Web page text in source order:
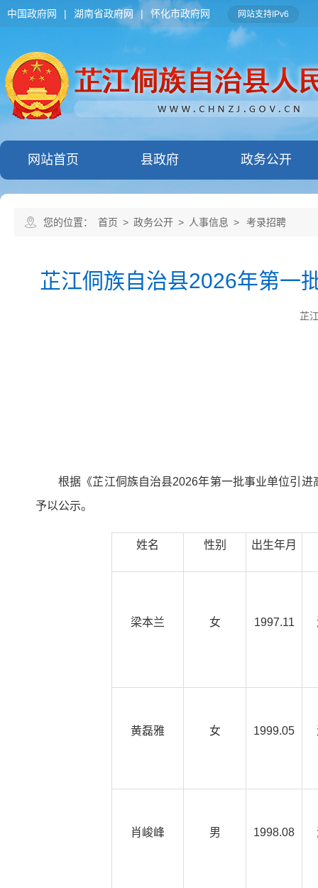
中国政府网 | 湖南省政府网 | 怀化市政府网 网站支持IPv6
网站首页 县政府 政务公开
您的位置： 首页 > 政务公开 > 人事信息 > 考录招聘
芷江侗族自治县2026年第一
芷
根据《芷江侗族自治县2026年第一批事业单位引进
予以公示。
姓名 性别 出生年月
梁本兰 女 1997.11
黄磊雅 女 1999.05
肖峻峰 男 1998.08